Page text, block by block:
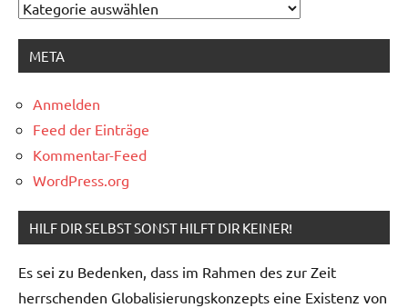
Kategorien
META
Anmelden
Feed der Einträge
Kommentar-Feed
WordPress.org
HILF DIR SELBST SONST HILFT DIR KEINER!
Es sei zu Bedenken, dass im Rahmen des zur Zeit
herrschenden Globalisierungskonzepts eine Existenz von